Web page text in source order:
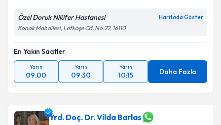
Takvim Talebini Gönder
Özel Doruk Nilüfer Hastanesi Haritada Göster
Konak Mahallesi, Lefkoşe Cd. No:22, 16110
En Yakın Saatler
Yarın
09:00
Yarın
09:30
Yarın
10:15 Daha Fazla
Yrd. Doç. Dr. Vilda Barlas